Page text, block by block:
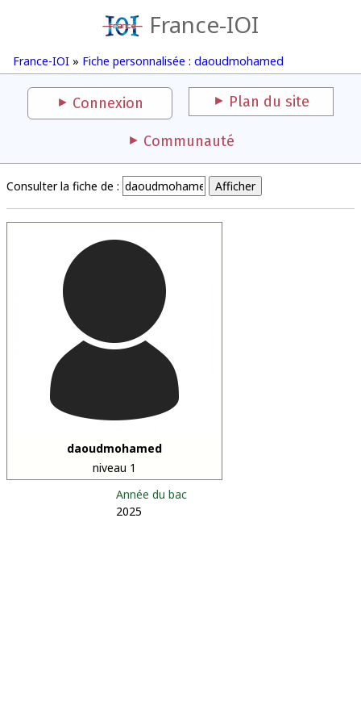
France-IOI
France-IOI » Fiche personnalisée : daoudmohamed
Connexion Plan du site
Communauté
Consulter la fiche de :
daoudmohamed
niveau 1
Année du bac
2025